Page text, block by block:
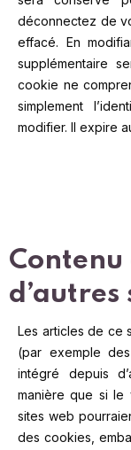
déconnectez de
effacé. En
supplémentaire
cookie ne
simplement
modifier. Il expire
d’autres
Les articles de ce
(par exemple
intégré depuis
manière que si le
sites web
des cookies,